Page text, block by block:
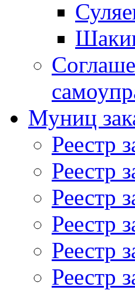
Муниц
Реестр
Реестр
Реестр
Реестр
Реестр
Реестр